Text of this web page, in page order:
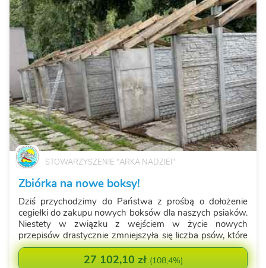
STOWARZYSZENIE "ARKA NADZIEI"
Zbiórka na nowe boksy!
Dziś przychodzimy do Państwa z prośbą o dołożenie
cegiełki do zakupu nowych boksów dla naszych psiaków.
Niestety w związku z wejściem w życie nowych
przepisów drastycznie zmniejszyła się liczba psów, które
możemy przyjąć do schroniska. Przykładowo z
dotychczasowych 22 miejsc na kwarantannie, zost...
27 102,10 zł (108,4%)